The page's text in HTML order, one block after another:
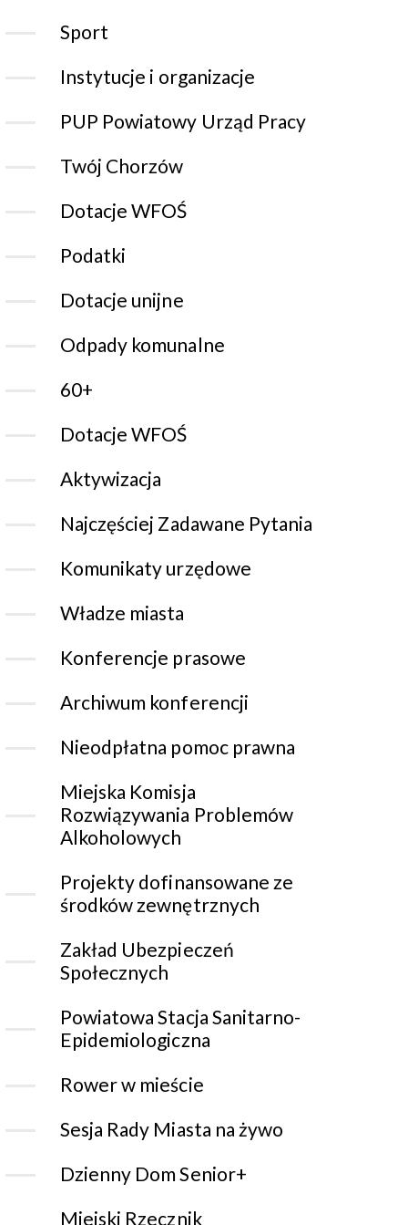
Sport
Instytucje i organizacje
PUP Powiatowy Urząd Pracy
Twój Chorzów
Dotacje WFOŚ
Podatki
Dotacje unijne
Odpady komunalne
60+
Dotacje WFOŚ
Aktywizacja
Najczęściej Zadawane Pytania
Komunikaty urzędowe
Władze miasta
Konferencje prasowe
Archiwum konferencji
Nieodpłatna pomoc prawna
Miejska Komisja
Rozwiązywania Problemów
Alkoholowych
Projekty dofinansowane ze
środków zewnętrznych
Zakład Ubezpieczeń
Społecznych
Powiatowa Stacja Sanitarno-
Epidemiologiczna
Rower w mieście
Sesja Rady Miasta na żywo
Dzienny Dom Senior+
Miejski Rzecznik